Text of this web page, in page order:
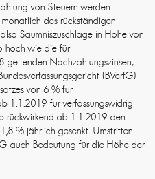
von Steuern werden
des rückständigen
Säumniszuschläge in Höhe von
hoch wie die für
geltenden Nachzahlungszinsen,
(BVerfG)
von 6 % für
1.1.2019 für verfassungswidrig
rückwirkend ab 1.1.2019 den
% jährlich gesenkt. Umstritten
auch Bedeutung für die Höhe der